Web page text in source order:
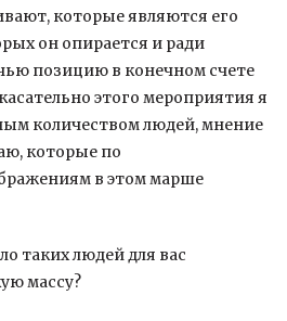
которые являются его
он опирается и ради
позицию в конечном счете
этого мероприятия я
количеством людей, мнение
которые по
в этом марше
таких людей для вас
массу?